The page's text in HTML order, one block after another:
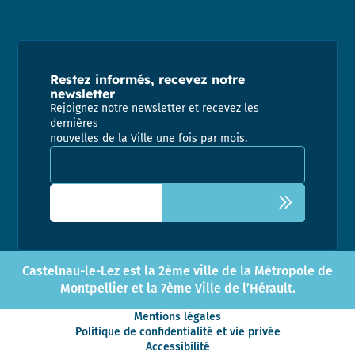
Restez informés, recevez notre
newsletter
Rejoignez notre newsletter et recevez les
dernières
nouvelles de la Ville une fois par mois.
Adresse email pour la newsletter
Castelnau-le-Lez est la 2ème ville de la Métropole de
Montpellier et la 7ème Ville de l’Hérault.
Mentions légales
Politique de confidentialité et vie privée
Accessibilité